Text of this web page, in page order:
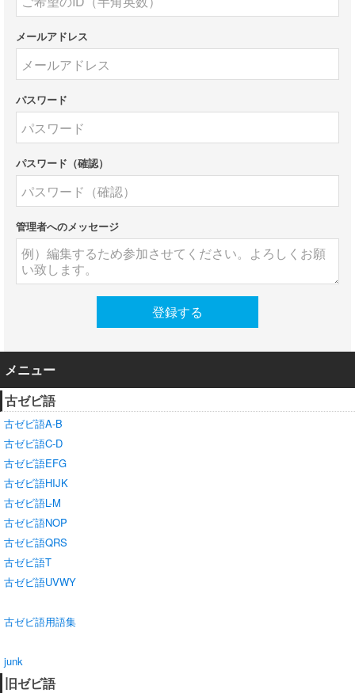
メールアドレス
パスワード
パスワード（確認）
管理者へのメッセージ
登録する
メニュー
古ゼビ語
古ゼビ語A-B
古ゼビ語C-D
古ゼビ語EFG
古ゼビ語HIJK
古ゼビ語L-M
古ゼビ語NOP
古ゼビ語QRS
古ゼビ語T
古ゼビ語UVWY
古ゼビ語用語集
junk
旧ゼビ語